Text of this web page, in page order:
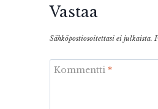
Vastaa
Sähköpostiosoitettasi ei julkaista.
Kommentti *